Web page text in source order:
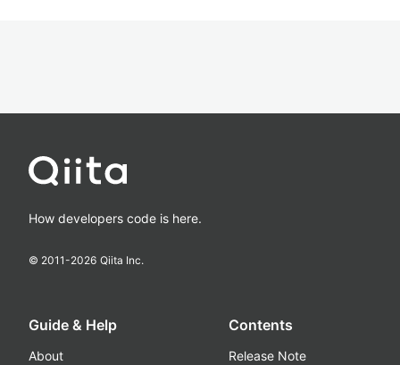
How developers code is here.
© 2011-2026 Qiita Inc.
Guide & Help
About
Contents
Release Note